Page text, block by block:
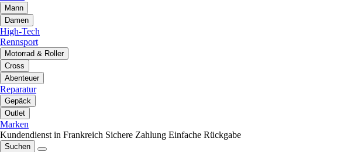
Mann
Damen
High-Tech
Rennsport
Motorrad & Roller
Cross
Abenteuer
Reparatur
Gepäck
Outlet
Marken
Kundendienst in Frankreich Sichere Zahlung Einfache Rückgabe
Suchen